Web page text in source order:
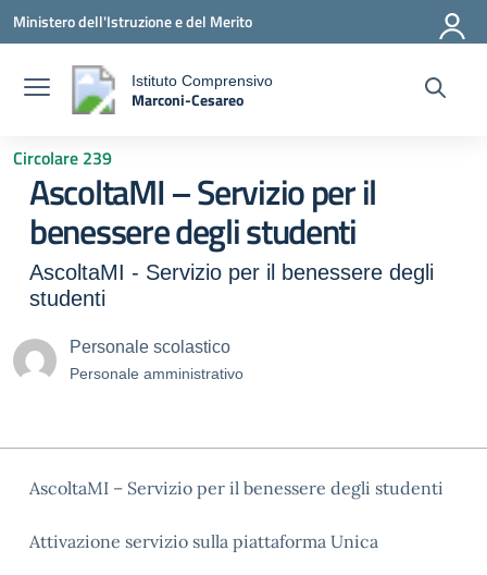
Ministero dell'Istruzione e del Merito
Istituto Comprensivo
Marconi-Cesareo
Circolare 239
AscoltaMI – Servizio per il
benessere degli studenti
AscoltaMI - Servizio per il benessere degli
studenti
Personale scolastico
Personale amministrativo
AscoltaMI – Servizio per il benessere degli studenti
Attivazione servizio sulla piattaforma Unica